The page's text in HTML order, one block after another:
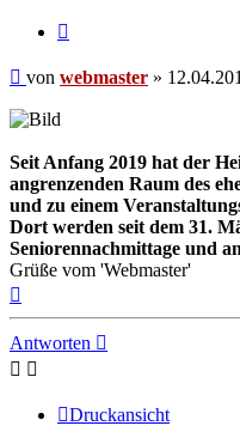
Beitrag
von webmaster »
Seit Anfang 2019 hat der
angrenzenden Raum des
und zu einem
Dort werden seit dem 31.
Seniorennachmittage und
Grüße vom 'Webmaster'
Antworten
Druckansicht